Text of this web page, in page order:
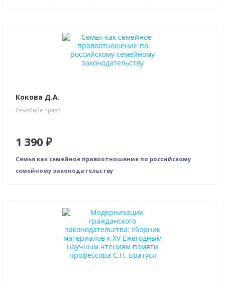
Кокова Д.А.
Семейное право
1 390 ₽
Семья как семейное правоотношение по российскому
семейному законодательству